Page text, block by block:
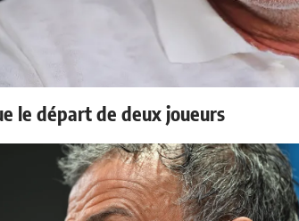
le départ de deux joueurs